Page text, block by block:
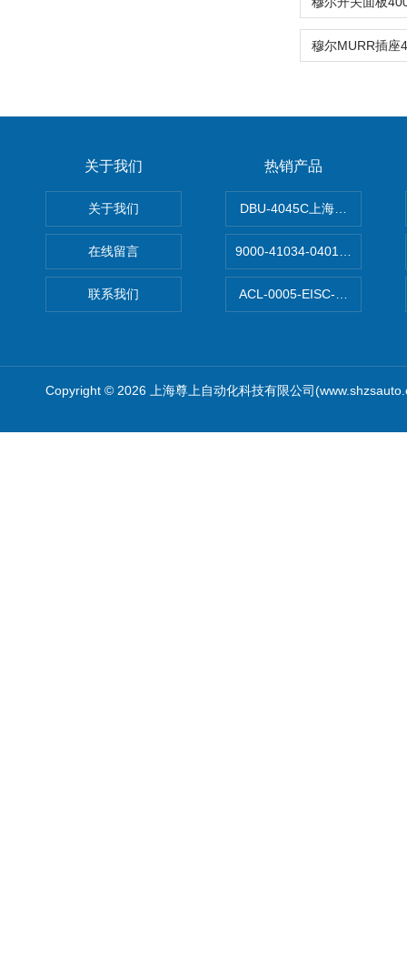
关于我们
关于我们
在线留言
联系我们
热销产品
DBU-4045C上海鹰峰制动单
9000-41034-0401000穆尔
ACL-0005-EISC-E2M8C上海
Copyright © 2026 上海尊上自动化科技有限公司